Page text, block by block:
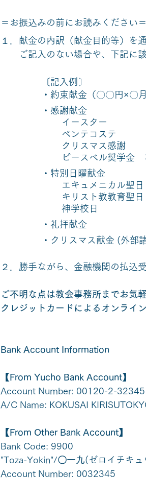
＝お振込みの前にお読みください＝
１．献金の内訳（献金目的等）を
ご記入のない場合や、下記に該
〔記入例〕
・約束献金（〇〇円×〇
・感謝献金
イースター
ペンテコステ
クリスマス感謝
ピースベル奨
・特別日曜献金
エキュメニカル聖日
キリスト教教育聖日
神学校日
・礼拝献金
・クリスマス献金 (外部
２．勝手ながら、金融機関の払込
ご不明な点は教会事務所までお気
クレジットカードによるオンライ
Bank Account Information
【From Yucho Bank Account】
Account Number: 00120-2-
A/C Name: KOKUSAI
【From Other Bank Account】
Bank Code: 9900
"Toza-Yokin"/〇一九(ゼロイチキュ
Account Number: 0032345